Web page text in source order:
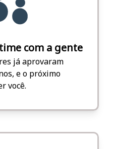
com a gente
já aprovaram
e o próximo
você.